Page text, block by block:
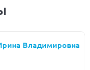
Владимировна